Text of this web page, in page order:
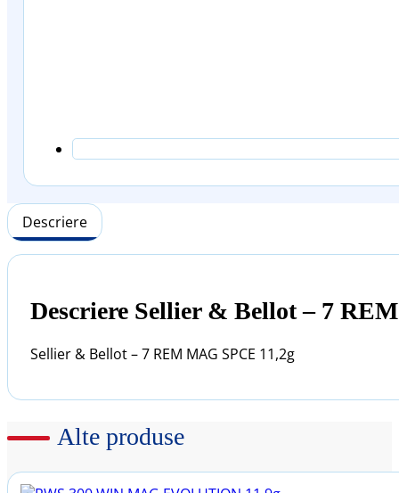
Descriere
Descriere Sellier & Bellot – 7
Sellier & Bellot – 7 REM MAG SPCE 11,2g
Alte produse